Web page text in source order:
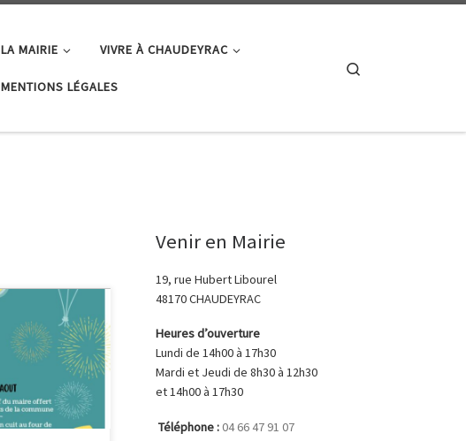
LA MAIRIE VIVRE À CHAUDEYRAC
MENTIONS LÉGALES
Venir en Mairie
19, rue Hubert Libourel
48170 CHAUDEYRAC
Heures d’ouverture
Lundi de 14h00 à 17h30
Mardi et Jeudi de 8h30 à 12h30
et 14h00 à 17h30
Téléphone :04 66 47 91 07